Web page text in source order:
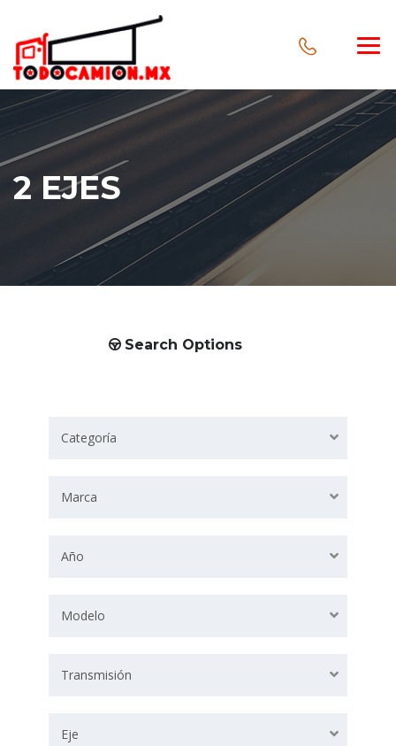
2 EJES
Search Options
Categoría
Marca
Año
Modelo
Transmisión
Eje